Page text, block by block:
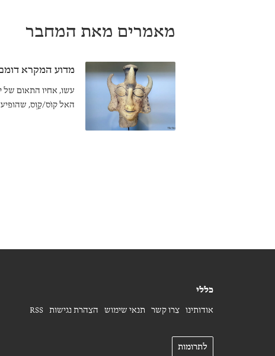
מאמרים מאת המחבר
מדוע המקרא
עשו, אחיו התאום של
האל קוֹס/קַוְס,
כללי
אודותינו צרו קשר תנאי שימוש הצהרת נגישות RSS
לתרומות